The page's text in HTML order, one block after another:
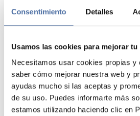
Consentimiento Detalles
Usamos las cookies para mejorar
Necesitamos usar cookies propias y
saber cómo mejorar nuestra web y
ayudas mucho si las aceptas y
de su uso. Puedes informarte más
estamos utilizando haciendo clic en
COLGADOR DE
LLAVERO NARUTO
Colgador de llaves con capacidad para tres
llavero tiene reservada su propia ranura, y se